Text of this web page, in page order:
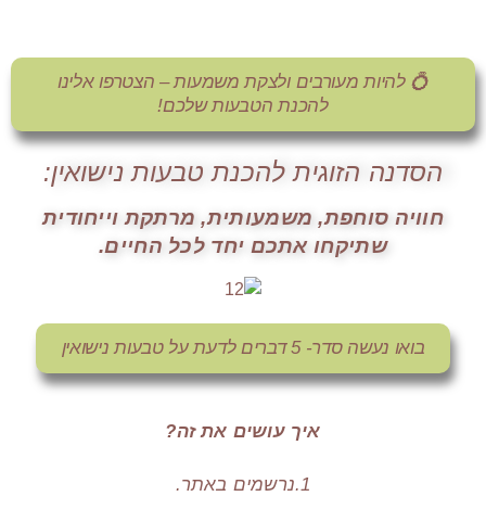
💍 להיות מעורבים ולצקת משמעות – הצטרפו אלינו
להכנת הטבעות שלכם!
הסדנה הזוגית להכנת טבעות נישואין:
חוויה סוחפת, משמעותית, מרתקת וייחודית
שתיקחו אתכם יחד לכל החיים.
בואו נעשה סדר- 5 דברים לדעת על טבעות נישואין
איך עושים את זה?
1.נרשמים באתר.